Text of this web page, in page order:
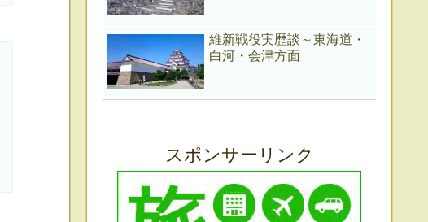
維新戦役実歴談～東海道・
白河・会津方面
スポンサーリンク